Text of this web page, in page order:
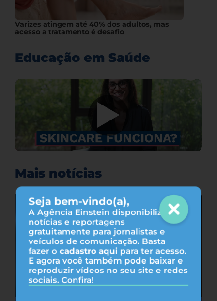
Seja bem-vindo(a),
A Agência Einstein disponibiliza
notícias e reportagens
gratuitamente para jornalistas e
veículos de comunicação. Basta
fazer o cadastro aqui para ter acesso.
E agora você também pode baixar e
reproduzir vídeos no seu site e redes
sociais. Confira!
Varizes atingem até 40% dos adultos, mas
acesso a tratamento é desafio
Educação em Saúde
Mais notícias